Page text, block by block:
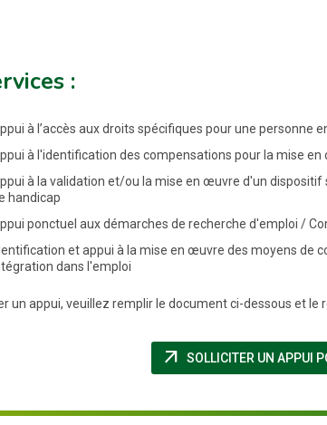
:
à l’accès aux droits spécifiques pour une personne
à l'identification des compensations pour la mise
à la validation et/ou la mise en œuvre d'un
handicap
ponctuel aux démarches de recherche d'emploi /
et appui à la mise en œuvre des moyens de
dans l'emploi
un appui, veuillez remplir le document ci-dessous et le
arrow_outward SOLLICITER UN APPUI